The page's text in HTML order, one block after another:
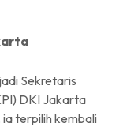
Sekretaris
DKI Jakarta
terpilih kembali